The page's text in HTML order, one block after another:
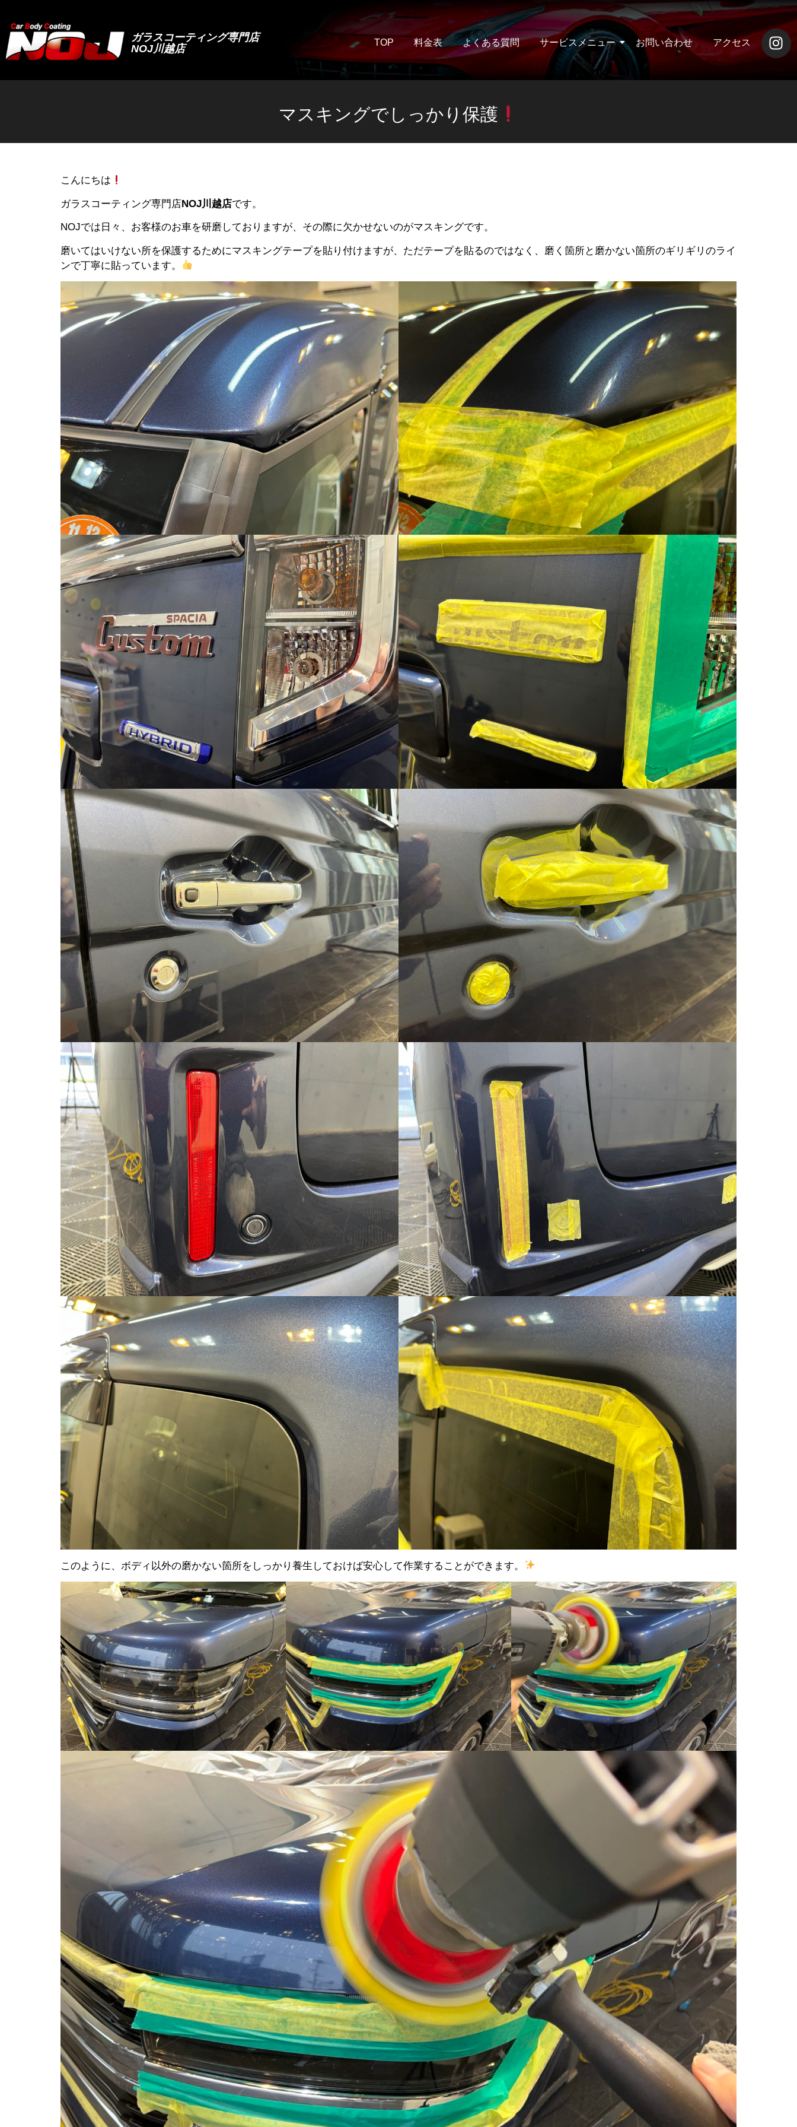
ガラスコーティング専門店
NOJ川越店
TOP 料金表 よくある質問 サービスメニュー お問い合わせ アクセス
マスキングでしっかり保護
こんにちは
ガラスコーティング専門店NOJ川越店です。
NOJでは日々、お客様のお車を研磨しておりますが、その際に欠かせないのがマスキングです。
磨いてはいけない所を保護するためにマスキングテープを貼り付けますが、ただテープを貼るのではなく、磨く箇所と磨かない箇所のギリギリのライ
ンで丁寧に貼っています。
このように、ボディ以外の磨かない箇所をしっかり養生しておけば安心して作業することができます。